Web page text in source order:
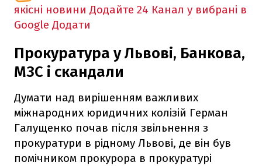
якісні новини Додайте 24 Канал у вибрані в
Google Додати
Прокуратура у Львові, Банкова,
МЗС і скандали
Думати над вирішенням важливих
міжнародних юридичних колізій Герман
Галущенко почав після звільнення з
прокуратури в рідному Львові, де він був
помічником прокурора в прокуратурі